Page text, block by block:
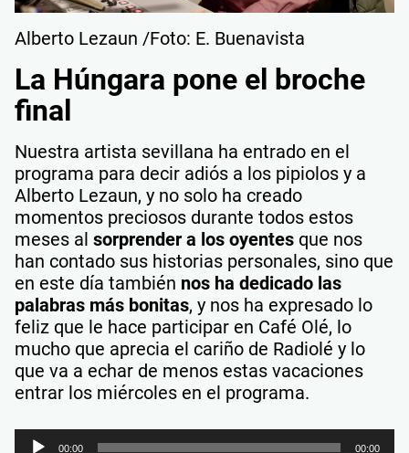
Alberto Lezaun /Foto: E. Buenavista
La Húngara pone el broche
final
Nuestra artista sevillana ha entrado en el
programa para decir adiós a los pipiolos y a
Alberto Lezaun, y no solo ha creado
momentos preciosos durante todos estos
meses al sorprender a los oyentes que nos
han contado sus historias personales, sino que
en este día también nos ha dedicado las
palabras más bonitas, y nos ha expresado lo
feliz que le hace participar en Café Olé, lo
mucho que aprecia el cariño de Radiolé y lo
que va a echar de menos estas vacaciones
entrar los miércoles en el programa.
Reproductor
00:00 00:00